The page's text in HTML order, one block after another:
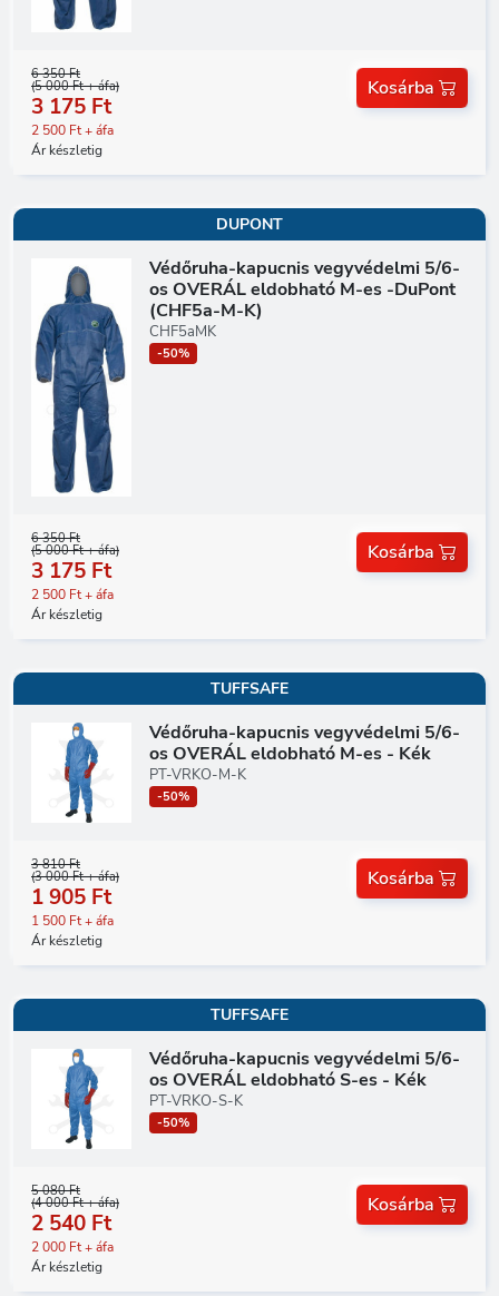
6 350 Ft
(5 000 Ft + áfa)
3 175 Ft
2 500 Ft + áfa
Ár készletig
Kosárba
DUPONT
Védőruha-kapucnis vegyvédelmi 5/6-
os OVERÁL eldobható M-es -DuPont
(CHF5a-M-K)
CHF5aMK
-50%
6 350 Ft
(5 000 Ft + áfa)
3 175 Ft
2 500 Ft + áfa
Ár készletig
Kosárba
TUFFSAFE
Védőruha-kapucnis vegyvédelmi 5/6-
os OVERÁL eldobható M-es - Kék
PT-VRKO-M-K
-50%
3 810 Ft
(3 000 Ft + áfa)
1 905 Ft
1 500 Ft + áfa
Ár készletig
Kosárba
TUFFSAFE
Védőruha-kapucnis vegyvédelmi 5/6-
os OVERÁL eldobható S-es - Kék
PT-VRKO-S-K
-50%
5 080 Ft
(4 000 Ft + áfa)
2 540 Ft
2 000 Ft + áfa
Ár készletig
Kosárba